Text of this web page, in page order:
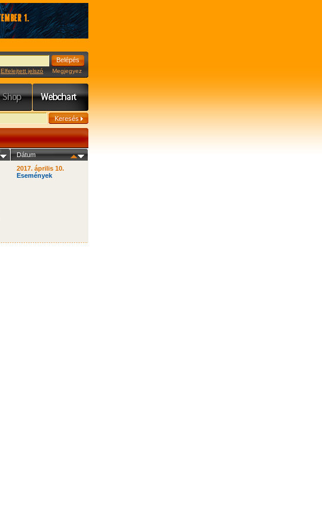
Elfelejtett jelszó Megjegyez
Dátum
2017. április 10.
Események